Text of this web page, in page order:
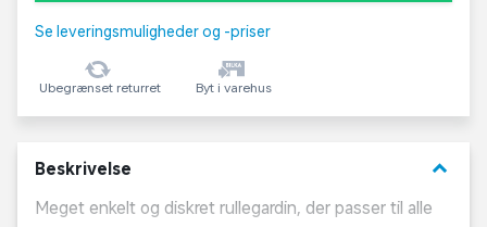
Se leveringsmuligheder og -priser
Ubegrænset returret Byt i varehus
Beskrivelse keyboard_arrow_down
Meget enkelt og diskret rullegardin, der passer til alle